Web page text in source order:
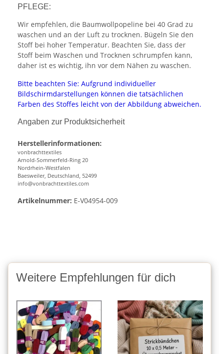
PFLEGE:
Wir empfehlen, die Baumwollpopeline bei 40 Grad zu
waschen und an der Luft zu trocknen. Bügeln Sie den
Stoff bei hoher Temperatur. Beachten Sie, dass der
Stoff beim Waschen und Trocknen schrumpfen kann,
daher ist es wichtig, ihn vor dem Nähen zu waschen.
Bitte beachten Sie: Aufgrund individueller
Bildschirmdarstellungen können die tatsächlichen
Farben des Stoffes leicht von der Abbildung abweichen.
Angaben zur Produktsicherheit
Herstellerinformationen:
vonbrachttextiles
Arnold-Sommerfeld-Ring 20
Nordrhein-Westfalen
Baesweiler, Deutschland, 52499
info@vonbrachttextiles.com
Artikelnummer: E-V04954-009
Weitere Empfehlungen für dich